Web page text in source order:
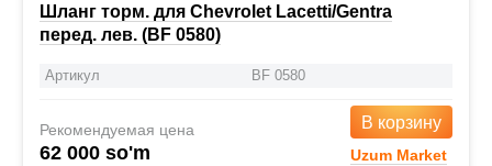
Шланг торм. для Chevrolet Lacetti/Gentra
перед. лев. (BF 0580)
Артикул BF 0580
Рекомендуемая цена
62 000 so'm
В корзину
Uzum Market